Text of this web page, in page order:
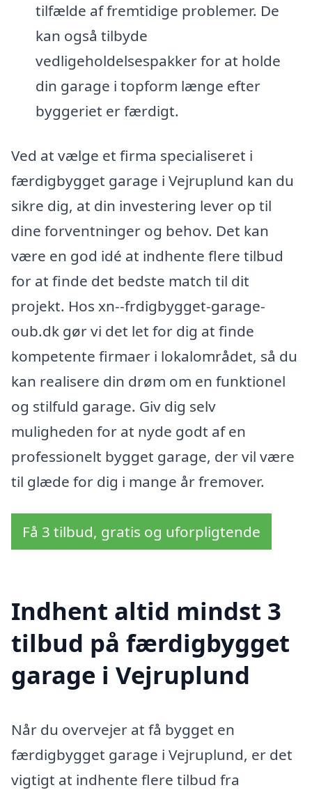
tilfælde af fremtidige problemer. De
kan også tilbyde
vedligeholdelsespakker for at holde
din garage i topform længe efter
byggeriet er færdigt.
Ved at vælge et firma specialiseret i
færdigbygget garage i Vejruplund kan du
sikre dig, at din investering lever op til
dine forventninger og behov. Det kan
være en god idé at indhente flere tilbud
for at finde det bedste match til dit
projekt. Hos xn--frdigbygget-garage-
oub.dk gør vi det let for dig at finde
kompetente firmaer i lokalområdet, så du
kan realisere din drøm om en funktionel
og stilfuld garage. Giv dig selv
muligheden for at nyde godt af en
professionelt bygget garage, der vil være
til glæde for dig i mange år fremover.
Få 3 tilbud, gratis og uforpligtende
Indhent altid mindst 3
tilbud på færdigbygget
garage i Vejruplund
Når du overvejer at få bygget en
færdigbygget garage i Vejruplund, er det
vigtigt at indhente flere tilbud fra